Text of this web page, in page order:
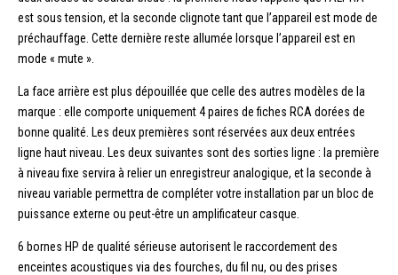
est sous tension, et la seconde clignote tant que l’appareil est mode de
préchauffage. Cette dernière reste allumée lorsque l’appareil est en
mode « mute ».
La face arrière est plus dépouillée que celle des autres modèles de la
marque : elle comporte uniquement 4 paires de fiches RCA dorées de
bonne qualité. Les deux premières sont réservées aux deux entrées
ligne haut niveau. Les deux suivantes sont des sorties ligne : la première
à niveau fixe servira à relier un enregistreur analogique, et la seconde à
niveau variable permettra de compléter votre installation par un bloc de
puissance externe ou peut-être un amplificateur casque.
6 bornes HP de qualité sérieuse autorisent le raccordement des
enceintes acoustiques via des fourches, du fil nu, ou des prises